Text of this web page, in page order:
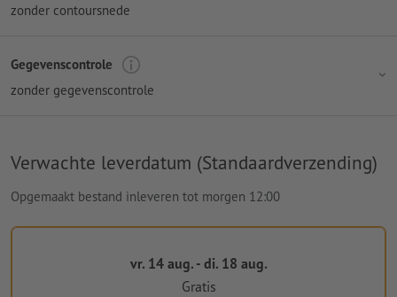
zonder contoursnede
Gegevenscontrole
zonder gegevenscontrole
Verwachte leverdatum (Standaardverzending)
Opgemaakt bestand inleveren tot morgen 12:00
vr. 14 aug. - di. 18 aug.
Gratis